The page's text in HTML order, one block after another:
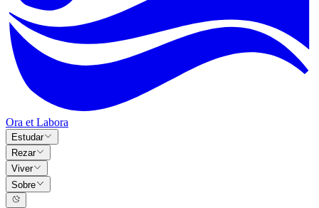
Ora et Labora
Estudar
Rezar
Viver
Sobre